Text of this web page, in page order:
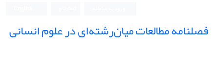
فصلنامه مطالعات میان‌رشته‌ای در علوم انسانی